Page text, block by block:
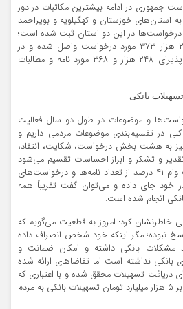
جمهوری در ادامه بیشترین مکاتبات در دور
استان‌های خوزستان و کهگیلویه و بویراحمد
درخواست‌ها در این دو استان ثبت شده است؛
در سفر استانی به یاسوج ۲۷۵ هزار ۳۷۳ مورد درخواست واصل شده و در
استان خوزستان نیز با افتخار پذیرای ۲۴۸ هزار و ۳۶۸ مورد نامه و مطالبات
و موضوعات در طول دو سال فعالیت
شد: ۳۵۰ عنوان کلی در تقسیم‌بندی موضوعات مردمی داریم و
به هشت بخش درخواست، شکایت، انتقاد،
و تشکر و ابراز احساسات تقسیم می‌شود
که حوزه امور بانکی و تسهیلات وام ۴۱ درصد از تعداد نامه‌ها و درخواست‌های
خود جای داده و می‌توان گفت تقریباً همه
انجام شده است.
خاطرنشان کرد: امروز به قطعیت می‌گویم که
نبوده؛ مگر اینکه خود شخص انصراف داده
مشکلات بانکی داشته و امکان ضمانت و
نداشته است اما تقاضاهای ارائه شده
دریافت تسهیلات محقق شده و با اعتباری که
از بانک مرکزی گرفته شده، بالغ بر ۵ هزار میلیارد تومان تسهیلات بانکی به مردم